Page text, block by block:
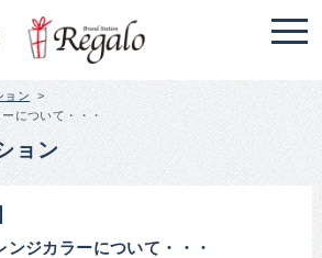
ョン
について・・・
ョン
ンジカラーについて・・・